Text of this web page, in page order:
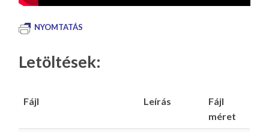
NYOMTATÁS
Letöltések:
Fájl Leírás
Fájl
méret